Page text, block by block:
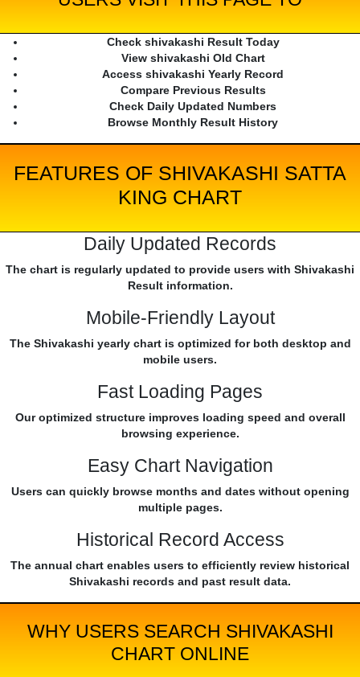
Check shivakashi Result Today
View shivakashi Old Chart
Access shivakashi Yearly Record
Compare Previous Results
Check Daily Updated Numbers
Browse Monthly Result History
FEATURES OF SHIVAKASHI SATTA
KING CHART
Daily Updated Records
The chart is regularly updated to provide users with Shivakashi
Result information.
Mobile-Friendly Layout
The Shivakashi yearly chart is optimized for both desktop and
mobile users.
Fast Loading Pages
Our optimized structure improves loading speed and overall
browsing experience.
Easy Chart Navigation
Users can quickly browse months and dates without opening
multiple pages.
Historical Record Access
The annual chart enables users to efficiently review historical
Shivakashi records and past result data.
WHY USERS SEARCH SHIVAKASHI
CHART ONLINE